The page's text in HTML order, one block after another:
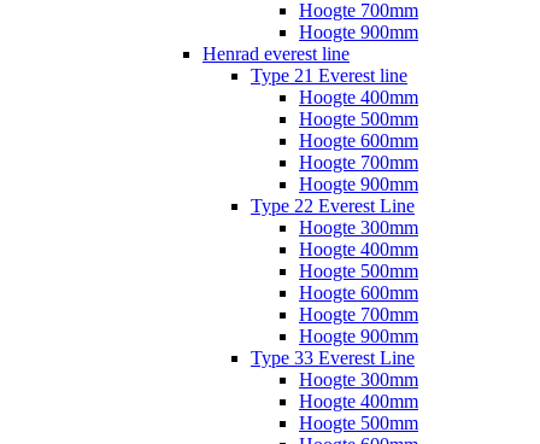
Hoogte 700mm
Hoogte 900mm
Henrad everest line
Type 21 Everest line
Hoogte 400mm
Hoogte 500mm
Hoogte 600mm
Hoogte 700mm
Hoogte 900mm
Type 22 Everest Line
Hoogte 300mm
Hoogte 400mm
Hoogte 500mm
Hoogte 600mm
Hoogte 700mm
Hoogte 900mm
Type 33 Everest Line
Hoogte 300mm
Hoogte 400mm
Hoogte 500mm